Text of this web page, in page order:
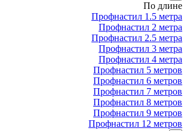
По длине
Профнастил 1.5 метра
Профнастил 2 метра
Профнастил 2.5 метра
Профнастил 3 метра
Профнастил 4 метра
Профнастил 5 метров
Профнастил 6 метров
Профнастил 7 метров
Профнастил 8 метров
Профнастил 9 метров
Профнастил 12 метров